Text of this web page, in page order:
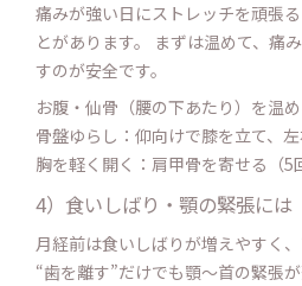
痛みが強い日にストレッチを頑張
とがあります。 まずは温めて、痛
すのが安全です。
お腹・仙骨（腰の下あたり）を温
骨盤ゆらし：仰向けで膝を立て、左
胸を軽く開く：肩甲骨を寄せる（5
4）食いしばり・顎の緊張には
月経前は食いしばりが増えやすく
“歯を離す”だけでも顎〜首の緊張